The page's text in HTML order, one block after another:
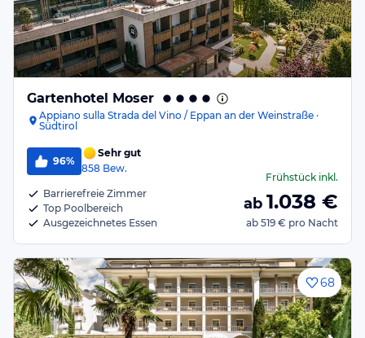
Gartenhotel Moser
Appiano sulla Strada del Vino / Eppan an der Weinstraße ·
Südtirol
96%
Sehr gut
858 Bew.
Barrierefreie Zimmer
Top Poolbereich
Ausgezeichnetes Essen
Frühstückinkl.
ab 1.038 €
ab 519 € pro Nacht
68